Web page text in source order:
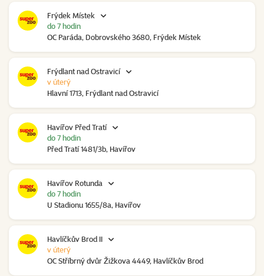
Frýdek Místek
OC Paráda, Dobrovského 3680, Frýdek Místek
do 7 hodin
Frýdlant nad Ostravicí
Hlavní 1713, Frýdlant nad Ostravicí
v úterý
Havířov Před Tratí
Před Tratí 1481/3b, Havířov
do 7 hodin
Havířov Rotunda
U Stadionu 1655/8a, Havířov
do 7 hodin
Havlíčkův Brod II
OC Stříbrný dvůr Žižkova 4449, Havlíčkův Brod
v úterý